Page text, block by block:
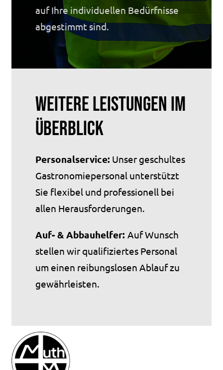
auf Ihre individuellen Bedürfnisse
abgestimmt sind.
Weitere Leistungen im
Überblick
Personalservice: Unser geschultes
Gastronomiepersonal unterstützt
Sie flexibel und professionell bei
allen Herausforderungen.
Auf- & Abbauhelfer:Auf Wunsch
stellen wir qualifiziertes Personal
um einen reibungslosen Ablauf zu
gewährleisten.